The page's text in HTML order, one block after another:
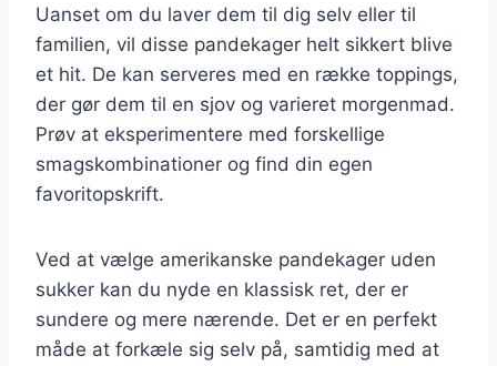
Uanset om du laver dem til dig selv eller til
familien, vil disse pandekager helt sikkert blive
et hit. De kan serveres med en række toppings,
der gør dem til en sjov og varieret morgenmad.
Prøv at eksperimentere med forskellige
smagskombinationer og find din egen
favoritopskrift.
Ved at vælge amerikanske pandekager uden
sukker kan du nyde en klassisk ret, der er
sundere og mere nærende. Det er en perfekt
måde at forkæle sig selv på, samtidig med at